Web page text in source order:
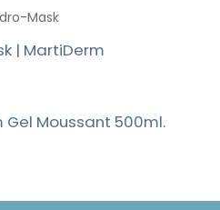
| MartiDerm
Moussant 500ml.